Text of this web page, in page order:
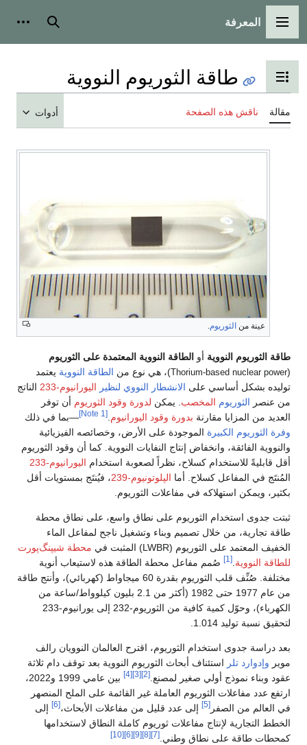
القائمة الرئيسية
المعرفة بحث
تبديل عرض جدول المحتويات
طاقة الثوريوم النووية
مقالة ناقش هذه الصفحة أدوات
عينة من الثوريوم.
طاقة الثوريوم النووية أو الطاقة النووية المعتمدة على الثوريوم
(
Thorium-based nuclear power)، هي نوع من الطاقة النووية يعتمد
توليده بشكل أساسي على الانشطار النووي لنظير اليورانيوم-233
الناتج
من عنصر الثوريوم المخصب. يمكن لدورة وقود الثوريوم أن توفر
العديد من المزايا مقارنة بدورة وقود اليورانيوم.
[Note 1]
—بما في ذلك
وفرة الثوريوم الكبيرة الموجودة على الأرض، وخصائصه الفيزيائية
والنووية الفائقة، وانخفاض إنتاج النفايات النووية. كما أن وقود الثوريوم
أقل قابليةً للاستخدام كسلاح، نظراً لصعوبة استخدام اليورانيوم-233
المُنتَج في المفاعل كسلاح. أما الپلوتونيوم-239
، فيُنتَج بمستويات أقل
بكثير، ويمكن استهلاكه في مفاعلات الثوريوم.
ثبتت جدوى استخدام الثوريوم على نطاق واسع، على نطاق محطة
طاقة تجارية، من خلال تصميم وبناء وتشغيل ناجح لمفاعل الماء
الخفيف المعتمد على الثوريوم (LWBR) المثبت في
محطة شيپنگ‌پورت
للطاقة النووية.
[1]
صُمم مفاعل محطة الطاقة هذه لاستيعاب أنوية
مختلفة. صُنِّف قلب الثوريوم بقدرة 60 ميجاواط (كهربائي)، وأنتج طاقة
من عام 1977 حتى 1982 (أكثر من 2.1 بليون كيلوواط/ساعة من
الكهرباء)، وحوّل كمية كافية من الثوريوم-232 إلى يورانيوم-233
لتحقيق نسبة توليد 1.014.
بعد دراسة جدوى استخدام الثوريوم، اقترح العالمان النوويان رالف
موير وإدوارد تلر استئناف أبحاث الثوريوم النووية بعد توقف دام ثلاثة
عقود وبناء نموذج أولي صغير لمصنع.[2]
[3]
[4]
بين عامي 1999 و2022،
ارتفع عدد مفاعلات الثوريوم العاملة غير القائمة على الملح المنصهر
في العالم من الصفر [5] إلى عدد قليل من مفاعلات الأبحاث،[6]
إلى
الخطط التجارية لإنتاج مفاعلات ثوريوم كاملة النطاق لاستخدامها
كمحطات طاقة على نطاق وطني.[7]
[8]
[9]
[6]
[10]